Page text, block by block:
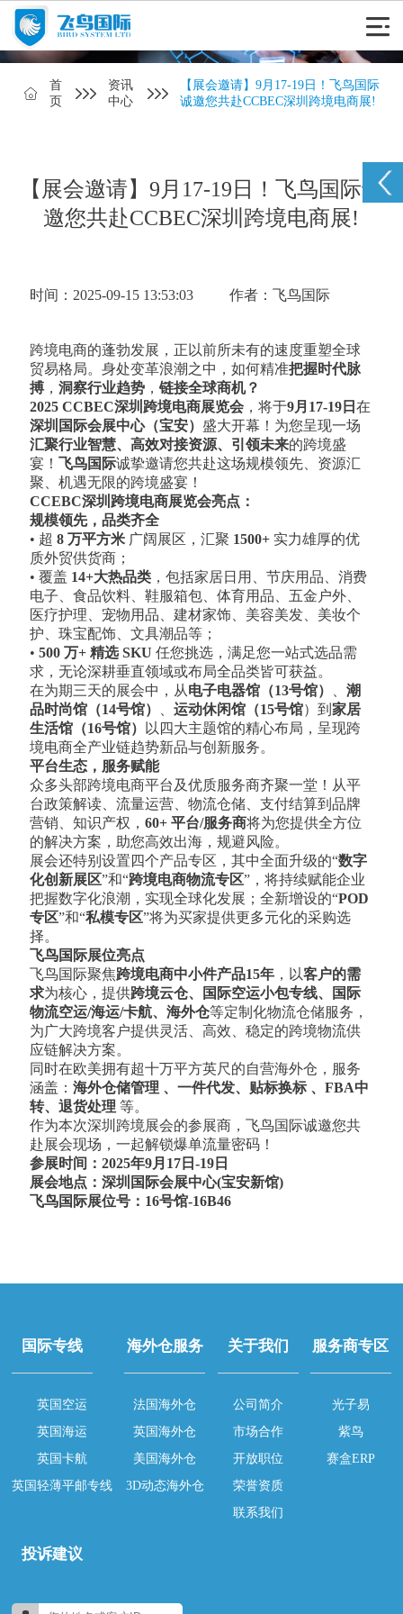
首
页
资讯
中心
【展会邀请】9月17-19日！飞鸟国际
诚邀您共赴CCBEC深圳跨境电商展!
【展会邀请】9月17-19日！飞鸟国际诚
邀您共赴CCBEC深圳跨境电商展!
时间：2025-09-15 13:53:03 作者：飞鸟国际
跨境电商的蓬勃发展，正以前所未有的速度重塑全球
贸易格局。身处变革浪潮之中，如何精准把握时代脉
搏，洞察行业趋势 ，链接全球商机？
2025 CCBEC深圳跨境电商展览会 ，将于9月17-19日在
深圳国际会展中心（宝安） 盛大开幕！为您呈现一场
汇聚行业智慧、高效对接资源、引领未来的跨境盛
宴！飞鸟国际诚挚邀请您共赴这场规模领先、资源汇
聚、机遇无限的跨境盛宴！
CCEBC深圳跨境电商展览会亮点：
规模领先，品类齐全
• 超8 万平方米 广阔展区，汇聚 1500+ 实力雄厚的优
质外贸供货商；
• 覆盖 14+大热品类 ，包括家居日用、节庆用品、消费
电子、食品饮料、鞋服箱包、体育用品、五金户外、
医疗护理、宠物用品、建材家饰、美容美发、美妆个
护、珠宝配饰、文具潮品等；
•500 万+ 精选 SKU 任您挑选，满足您一站式选品需
求，无论深耕垂直领域或布局全品类皆可获益。
在为期三天的展会中，从电子电器馆（13号馆） 、潮
品时尚馆（14号馆）
、运动休闲馆（15号馆）到家居
生活馆（16号馆）
以四大主题馆的精心布局，呈现跨
境电商全产业链趋势新品与创新服务。
平台生态，服务赋能
众多头部跨境电商平台及优质服务商齐聚一堂！从平
台政策解读、流量运营、物流仓储、支付结算到品牌
营销、知识产权，60+ 平台/服务商将为您提供全方位
的解决方案，助您高效出海，规避风险。
展会还特别设置四个产品专区，其中全面升级的“数字
化创新展区”和“跨境电商物流专区”，将持续赋能企业
把握数字化浪潮，实现全球化发展；全新增设的“POD
专区”和“私模专区”将为买家提供更多元化的采购选
择。
飞鸟国际展位亮点
飞鸟国际聚焦跨境电商中小件产品15年 ，以客户的需
求为核心，提供跨境云仓、国际空运小包专线、国际
物流空运/海运/卡航、海外仓等定制化物流仓储服务，
为广大跨境客户提供灵活、高效、稳定的跨境物流供
应链解决方案。
同时在欧美拥有超十万平方英尺的自营海外仓，服务
涵盖：海外仓储管理 、一件代发、贴标换标 、FBA中
转、退货处理 等。
作为本次深圳跨境展会的参展商，飞鸟国际诚邀您共
赴展会现场，一起解锁爆单流量密码！
参展时间 ：2025年9月17日-19日
展会地点：深圳国际会展中心(宝安新馆)
飞鸟国际展位号： 16号馆-16B46
国际专线
英国空运
英国海运
英国卡航
英国轻薄平邮专线
海外仓服务
法国海外仓
英国海外仓
美国海外仓
3D动态海外仓
关于我们
公司简介
市场合作
开放职位
荣誉资质
联系我们
服务商专区
光子易
紫鸟
赛盒ERP
投诉建议